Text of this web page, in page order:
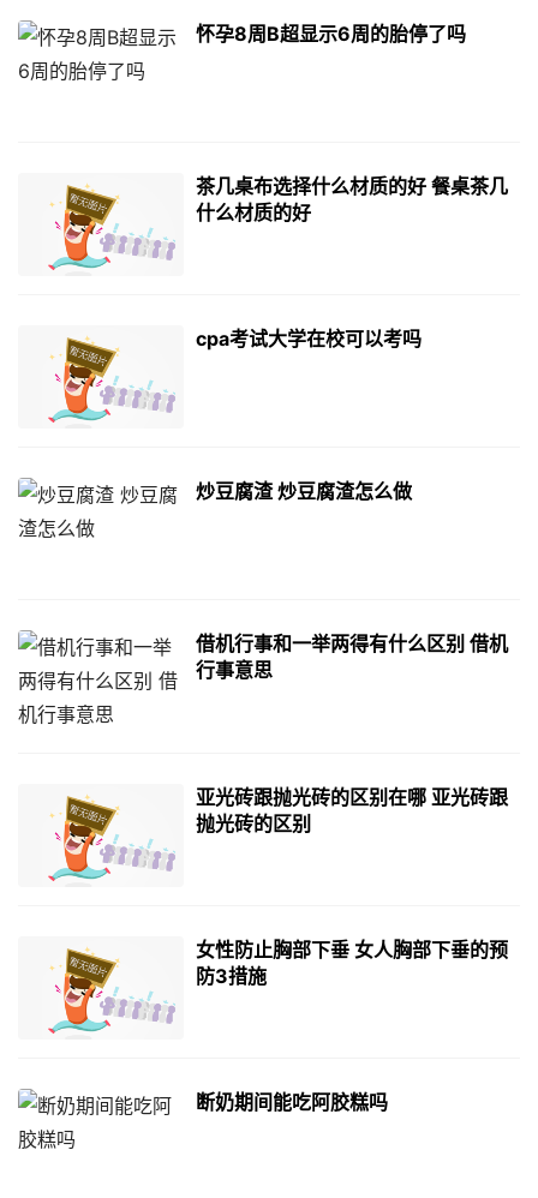
怀孕8周B超显示6周的胎停了吗
茶几桌布选择什么材质的好 餐桌茶几
什么材质的好
cpa考试大学在校可以考吗
炒豆腐渣 炒豆腐渣怎么做
借机行事和一举两得有什么区别 借机
行事意思
亚光砖跟抛光砖的区别在哪 亚光砖跟
抛光砖的区别
女性防止胸部下垂 女人胸部下垂的预
防3措施
断奶期间能吃阿胶糕吗